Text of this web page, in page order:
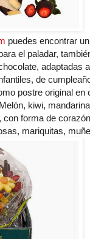
puedes encontrar
el paladar,
adaptadas
de
postre original
kiwi,
forma de
mariquitas,